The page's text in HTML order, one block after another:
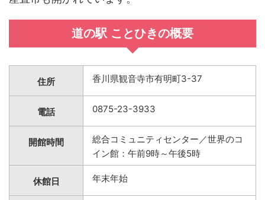
道の駅 ことひきの概要
住所 香川県観音寺市有明町3-37
電話 0875-23-3933
開館時間
総合コミュニティセンター／世界のコ
イン館：午前9時～午後5時
休館日 年末年始